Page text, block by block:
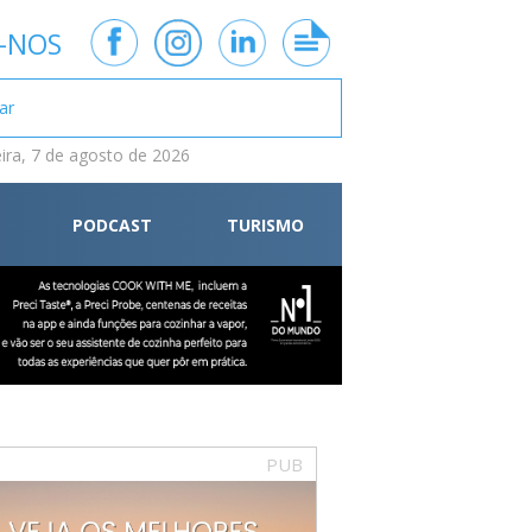
7 de agosto de 2026
PODCAST TURISMO
PUB